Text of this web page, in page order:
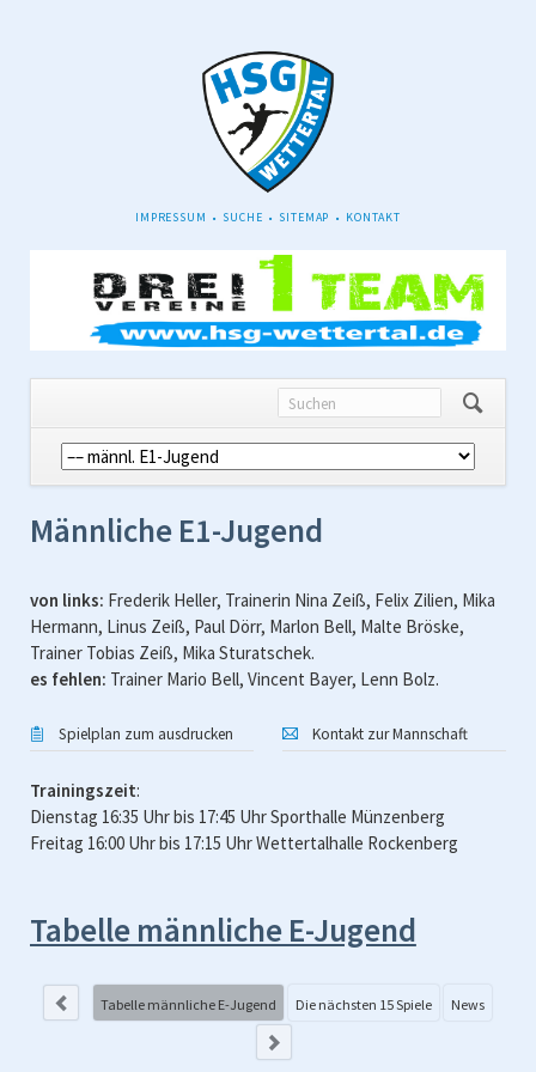
NAVIGATION
IMPRESSUM SUCHE SITEMAP KONTAKT
Navigation
überspringen
Männliche E1-Jugend
von links: Frederik Heller, Trainerin Nina Zeiß, Felix Zilien, Mika
Hermann, Linus Zeiß, Paul Dörr, Marlon Bell, Malte Bröske,
Trainer Tobias Zeiß, Mika Sturatschek.
es fehlen: Trainer Mario Bell, Vincent Bayer, Lenn Bolz.
Spielplan zum ausdrucken Kontakt zur Mannschaft
Trainingszeit:
Dienstag 16:35 Uhr bis 17:45 Uhr Sporthalle Münzenberg
Freitag 16:00 Uhr bis 17:15 Uhr Wettertalhalle Rockenberg
Tabelle männliche E-Jugend
Tabelle männliche E-Jugend Die nächsten 15 Spiele News